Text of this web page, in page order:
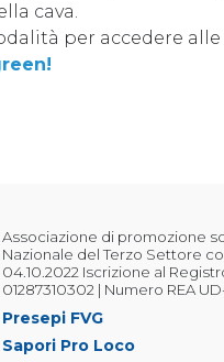
cava.
per accedere
Associazione di promozione
Nazionale del Terzo Settore
04.10.2022 Iscrizione al
01287310302 | Numero REA
Presepi FVG
Sapori Pro Loco